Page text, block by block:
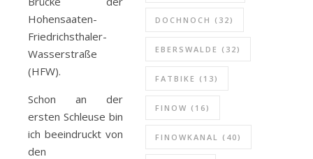
Hohensaaten-
Friedrichsthaler-
Wasserstraße
(HFW).
Schon an der
ersten Schleuse bin
ich beeindruckt von
den
DOCHNOCH (32)
EBERSWALDE (32)
FATBIKE (13)
FINOW (16)
FINOWKANAL (40)